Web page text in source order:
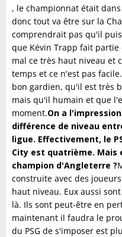
, le championnat était
donc tout va être sur la
comprendrait pas qu'il
que Kévin Trapp fait
mal ce très haut niveau et
temps et ce n'est pas
bon gardien, qu'il est très
mais qu'il humain et que
moment.On a
différence de niveau
ligue. Effectivement, le
City est quatrième. Mais
champion d'Angleterre ?
construite avec des
haut niveau. Eux aussi
là. Ils sont peut-être en
maintenant il faudra le
du PSG de s'imposer est